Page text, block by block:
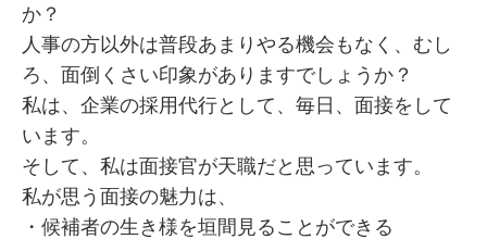
か？
人事の方以外は普段あまりやる機会もなく、むし
ろ、面倒くさい印象がありますでしょうか？
私は、企業の採用代行として、毎日、面接をして
います。
そして、私は面接官が天職だと思っています。
私が思う面接の魅力は、
・候補者の生き様を垣間見ることができる